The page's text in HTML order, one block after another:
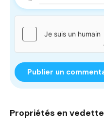
Propriétés en vedette